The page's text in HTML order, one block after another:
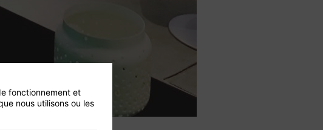
fonctionnement et
nous utilisons ou les